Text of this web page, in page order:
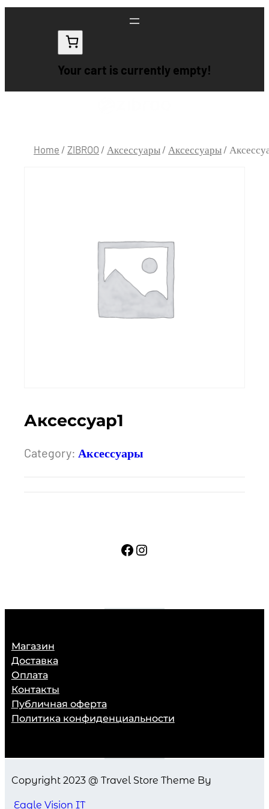
Your cart is currently empty!
Home / ZIBROO / Аксессуары / Аксессуары /
Аксессуар1
Category: Аксессуары
Facebook
Instagram
Магазин
Доставка
Оплата
Контакты
Публичная оферта
Политика конфиденциальности
Copyright 2023 @ Travel Store Theme By
Eagle Vision IT